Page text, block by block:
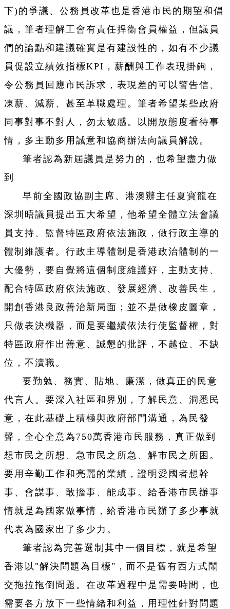
下)的爭議、公務員改革也是香港市民的期望和倡
議，筆者理解工會有責任捍衞會員權益，但議員
們的論點和建議確實是有建設性的，如有不少議
員促設立績效指標KPI，薪酬與工作表現掛鉤，
令公務員回應市民訴求，表現差的可以警告信、
凍薪、減薪、甚至革職處理。筆者希望某些政府
同事對事不對人，勿太敏感。以開放態度看待事
情，多主動多用誠意和協商辦法向議員解說。
筆者認為新屆議員是努力的，也希望盡力做
到
早前全國政協副主席、港澳辦主任夏寶龍在
深圳晤議員提出五大希望，他希望全體立法會議
員支持、監督特區政府依法施政，做行政主導的
體制維護者。行政主導體制是香港政治體制的一
大優勢，要自覺將這個制度維護好，主動支持、
配合特區政府依法施政、發展經濟、改善民生，
開創香港良政善治新局面；並不是做橡皮圖章，
只做表決機器，而是要繼續依法行使監督權，對
特區政府作出善意、誠懇的批評，不越位、不缺
位，不瀆職。
要勤勉、務實、貼地、廉潔，做真正的民意
代言人。要深入社區和界別，了解民意、洞悉民
意，在此基礎上積極與政府部門溝通，為民發
聲，全心全意為750萬香港市民服務，真正做到
想市民之所想、急市民之所急、解市民之所困。
要用辛勤工作和亮麗的業績，證明愛國者想幹
事、會謀事、敢擔事、能成事。給香港市民辦事
情就是為國家做事情，給香港市民辦了多少事就
代表為國家出了多少力。
筆者認為完善選制其中一個目標，就是希望
香港以"解決問題為目標"，而不是舊有西方式鬧
交拖拉拖倒問題。在改革過程中是需要時間，也
需要各方放下一些情緒和利益，用理性針對問題